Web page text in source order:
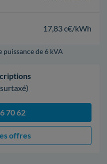
17,83 c€/kWh
puissance de 6 kVA
70 62
offres